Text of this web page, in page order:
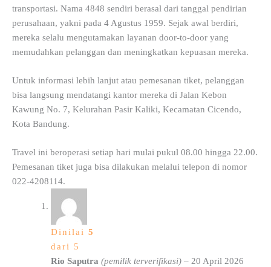
transportasi. Nama 4848 sendiri berasal dari tanggal pendirian
perusahaan, yakni pada 4 Agustus 1959. Sejak awal berdiri,
mereka selalu mengutamakan layanan door-to-door yang
memudahkan pelanggan dan meningkatkan kepuasan mereka.
Untuk informasi lebih lanjut atau pemesanan tiket, pelanggan
bisa langsung mendatangi kantor mereka di Jalan Kebon
Kawung No. 7, Kelurahan Pasir Kaliki, Kecamatan Cicendo,
Kota Bandung.
Travel ini beroperasi setiap hari mulai pukul 08.00 hingga 22.00.
Pemesanan tiket juga bisa dilakukan melalui telepon di nomor
022-4208114.
Dinilai 5
dari 5
Rio Saputra (pemilik terverifikasi) – 20 April 2026